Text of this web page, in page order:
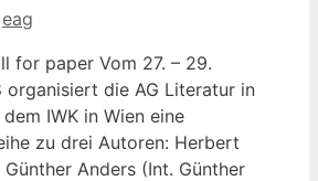
eag
for paper Vom 27. – 29.
organisiert die AG Literatur in
IWK in Wien eine
zu drei Autoren: Herbert
Günther Anders (Int. Günther